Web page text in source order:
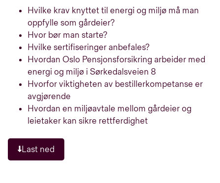
Hvilke krav knyttet til energi og miljø må man
oppfylle som gårdeier?
Hvor bør man starte?
Hvilke sertifiseringer anbefales?
Hvordan Oslo Pensjonsforsikring arbeider med
energi og miljø i Sørkedalsveien 8
Hvorfor viktigheten av bestillerkompetanse er
avgjørende
Hvordan en miljøavtale mellom gårdeier og
leietaker kan sikre rettferdighet
Last ned